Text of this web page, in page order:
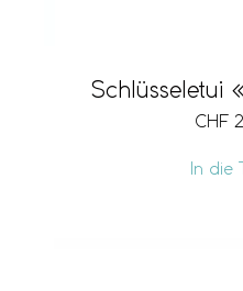
Schlüsseletui
CHF
In die